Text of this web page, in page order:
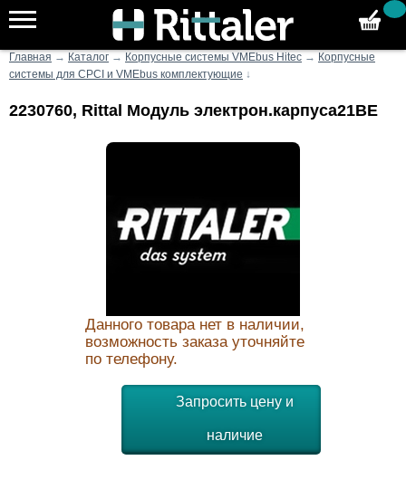
Главная → Каталог → Корпусные системы VMEbus Hitec → Корпусные
системы для CPCI и VMEbus комплектующие ↓
2230760, Rittal Модуль электрон.карпуса21ВЕ
Данного товара нет в наличии,
возможность заказа уточняйте
по телефону.
Запросить цену и
наличие